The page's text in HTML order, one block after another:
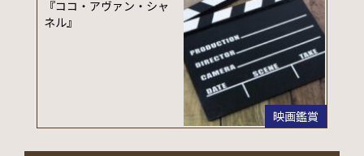
映画鑑賞
『ココ・アヴァン・シャ
ネル』